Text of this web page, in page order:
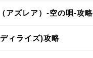
アズレア）-空の唄-攻略
ィライズ)攻略